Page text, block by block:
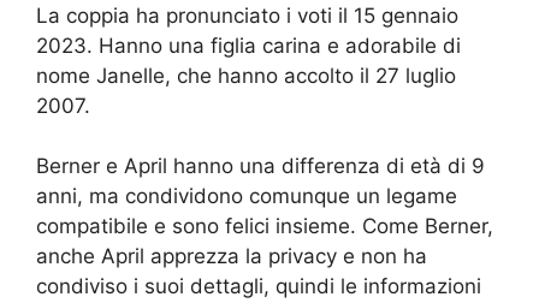
La coppia ha pronunciato i voti il 15 gennaio
2023. Hanno una figlia carina e adorabile di
nome Janelle, che hanno accolto il 27 luglio
2007.
Berner e April hanno una differenza di età di 9
anni, ma condividono comunque un legame
compatibile e sono felici insieme. Come Berner,
anche April apprezza la privacy e non ha
condiviso i suoi dettagli, quindi le informazioni